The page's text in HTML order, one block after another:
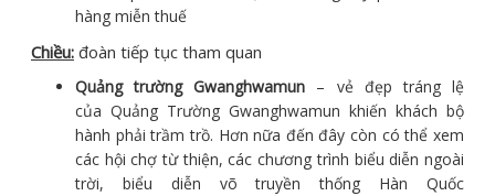
hàng miễn thuế
Chiều: đoàn tiếp tục tham quan
Quảng trường Gwanghwamun – vẻ đẹp tráng lệ
của Quảng Trường Gwanghwamun khiến khách bộ
hành phải trầm trồ. Hơn nữa đến đây còn có thể xem
các hội chợ từ thiện, các chương trình biểu diễn ngoài
trời, biểu diễn võ truyền thống Hàn Quốc